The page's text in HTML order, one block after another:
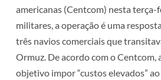
americanas (Centcom) nesta terça-
militares, a operação é uma
três navios comerciais que
Ormuz. De acordo com o Centcom,
objetivo impor “custos elevados”